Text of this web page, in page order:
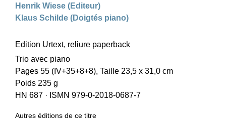
Henrik Wiese (Editeur)
Klaus Schilde (Doigtés piano)
Edition Urtext, reliure paperback
Trio avec piano
Pages 55 (IV+35+8+8), Taille 23,5 x 31,0 cm
Poids 235 g
HN 687 · ISMN 979-0-2018-0687-7
Autres éditions de ce titre